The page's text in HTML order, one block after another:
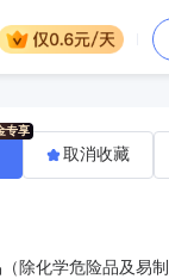
取消收藏